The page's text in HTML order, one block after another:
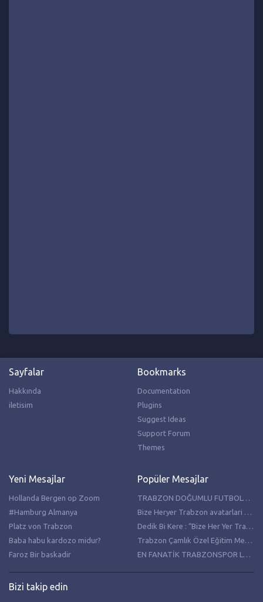
Sayfalar
Hakkında
iletisim
Bookmarks
Documentation
Plugins
Suggest Ideas
Support Forum
Themes
Yeni Mesajlar
Hollanda Bergen op Zoom
#Hamburg Almanya
Platz von Trabzon
Baba habu kardozo midur?
Faroz Bir baskadir
Popüler Mesajlar
Bizi takip edin